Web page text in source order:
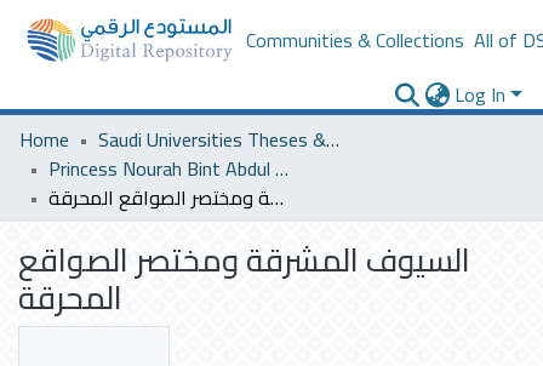
Communities & Collections All of
Log In
Home
Saudi Universities Theses & Dissertations
Princess Nourah Bint Abdul Rahman University
السيوف المشرقة ومختصر الصواقع المحرقة
السيوف المشرقة ومختصر الصواقع
المحرقة